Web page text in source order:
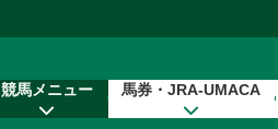
競馬メニュー 馬券・JRA-UMACA